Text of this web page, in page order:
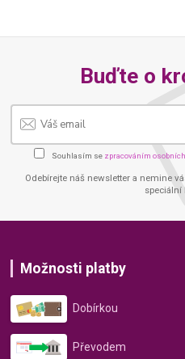
Buďte o
Souhlasím se zpracováním
Odebírejte náš newsletter a nemine
speciální
Možnosti platby
Dobírkou
Převodem